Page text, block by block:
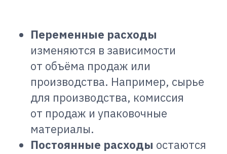
Переменные расходы
изменяются в зависимости
от объёма продаж или
производства. Например, сырье
для производства, комиссия
от продаж и упаковочные
материалы.
Постоянные расходы остаются